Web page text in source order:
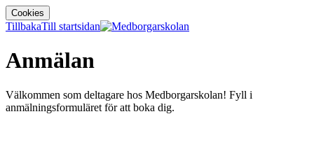
Cookies
TillbakaTill startsidan
Anmälan
Välkommen som deltagare hos Medborgarskolan! Fyll i
anmälningsformuläret för att boka dig.